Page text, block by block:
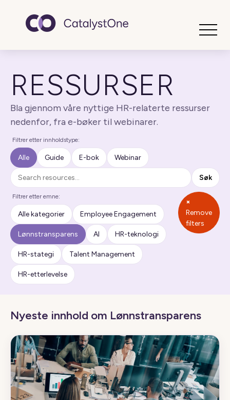
RESSURSER
Bla gjennom våre nyttige HR-relaterte ressurser
nedenfor, fra e-bøker til webinarer.
Filtrer etter innholdstype:
Alle Guide E-bok Webinar
Søk
Søk
Filtrer etter emne:
Alle kategorier Employee Engagement
Lønnstransparens AI HR-teknologi
HR-stategi Talent Management
HR-etterlevelse
×
Remove
filters
Nyeste innhold om Lønnstransparens